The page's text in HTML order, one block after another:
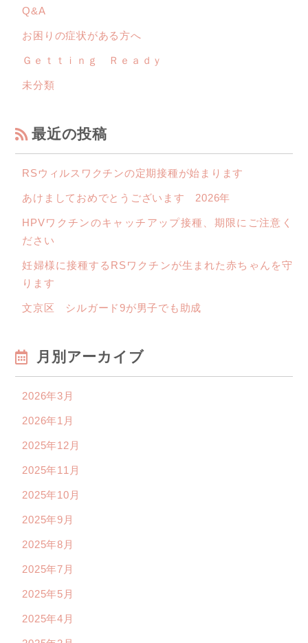
Q&A
お困りの症状がある方へ
Ｇｅｔｔｉｎｇ Ｒｅａｄｙ
未分類
最近の投稿
RSウィルスワクチンの定期接種が始まります
あけましておめでとうございます 2026年
HPVワクチンのキャッチアップ接種、期限にご注意く
ださい
妊婦様に接種するRSワクチンが生まれた赤ちゃんを守
ります
文京区 シルガード9が男子でも助成
月別アーカイブ
2026年3月
2026年1月
2025年12月
2025年11月
2025年10月
2025年9月
2025年8月
2025年7月
2025年5月
2025年4月